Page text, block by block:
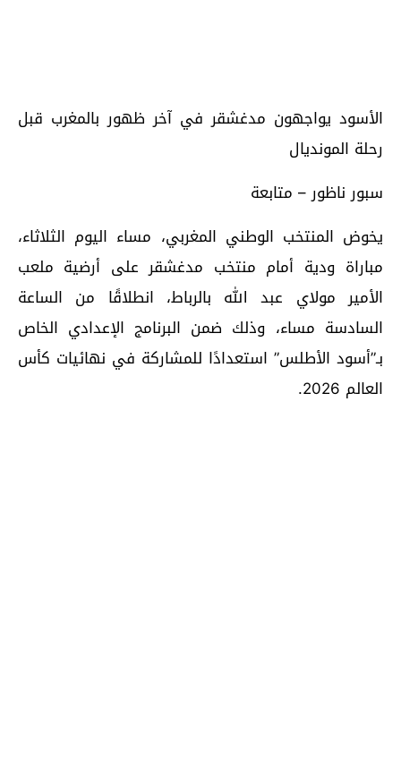
الأسود يواجهون مدغشقر في آخر ظهور بالمغرب قبل
رحلة المونديال
سبور ناظور – متابعة
يخوض المنتخب الوطني المغربي، مساء اليوم الثلاثاء،
مباراة ودية أمام منتخب مدغشقر على أرضية ملعب
الأمير مولاي عبد الله بالرباط، انطلاقًا من الساعة
السادسة مساء، وذلك ضمن البرنامج الإعدادي الخاص
بـ”أسود الأطلس” استعدادًا للمشاركة في نهائيات كأس
العالم 2026.